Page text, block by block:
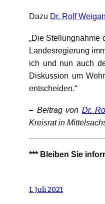
Dazu Dr. Rolf
„Die Stellungnahme
Landesregierung
ich und nun auch
Diskussion um
entscheiden.“
– Beitrag von Dr.
Kreisrat in
*** Bleiben Sie
1. Juli 2021